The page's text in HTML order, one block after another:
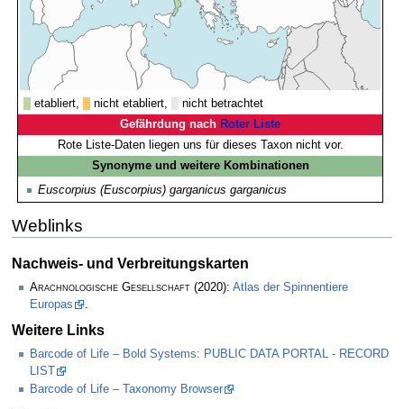
etabliert, nicht etabliert,
nicht betrachtet
Gefährdung nach Roter Liste
Rote Liste-Daten liegen uns für dieses Taxon nicht vor.
Synonyme und weitere Kombinationen
Euscorpius (Euscorpius) garganicus garganicus
Weblinks
Nachweis- und Verbreitungskarten
Arachnologische Gesellschaft (2020): Atlas der Spinnentiere
Europas
.
Weitere Links
Barcode of Life – Bold Systems: PUBLIC DATA PORTAL - RECORD
LIST
Barcode of Life – Taxonomy Browser